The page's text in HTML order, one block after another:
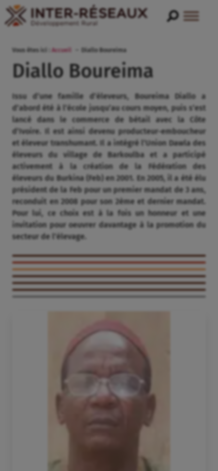
Vous êtes ici : Accueil Diallo Boureima
Diallo Boureima
Issu d’une famille d’éleveurs, Boureima Diallo a
d’abord été à l’école jusqu’au cours moyen, puis s’est
lancé dans le commerce de bétail avec la Côte
d’Ivoire. Il est ainsi devenu producteur-emboucheur
et éleveur transhumant. Il a intégré l’Union Dawla des
éleveurs du village de Barkoulba et a participé
activement à la création de la Fédération des
éleveurs du Burkina (Feb) en 2001. En 2005, il a été élu
président de la Feb pour un premier mandat de 3 ans,
reconduit en 2008 pour son 2ème et dernier mandat.
Pour lui, ce choix est à la fois un honneur et une
invitation pour oeuvrer davantage à la promotion du
secteur de l’élevage.